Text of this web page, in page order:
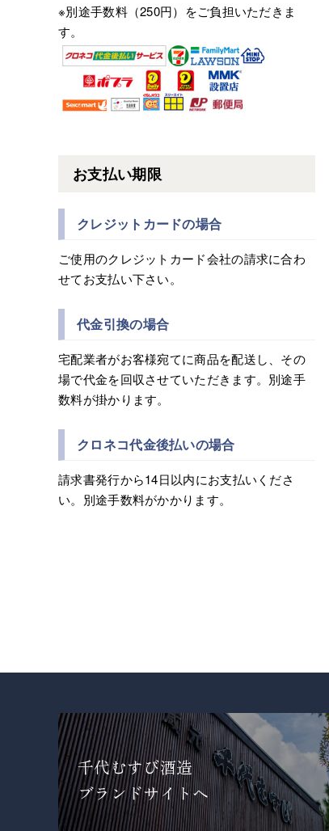
※別途手数料（250円）をご負担いただきま
す。
お支払い期限
クレジットカードの場合
ご使用のクレジットカード会社の請求に合わ
せてお支払い下さい。
代金引換の場合
宅配業者がお客様宛てに商品を配送し、その
場で代金を回収させていただきます。別途手
数料が掛かります。
クロネコ代金後払いの場合
請求書発行から14日以内にお支払いくださ
い。別途手数料がかかります。
千代むすび酒造
ブランドサイトへ